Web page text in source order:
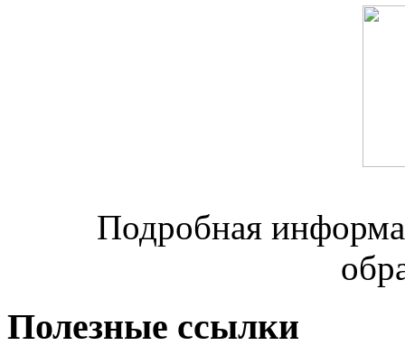
Подробная
Полезные ссылки